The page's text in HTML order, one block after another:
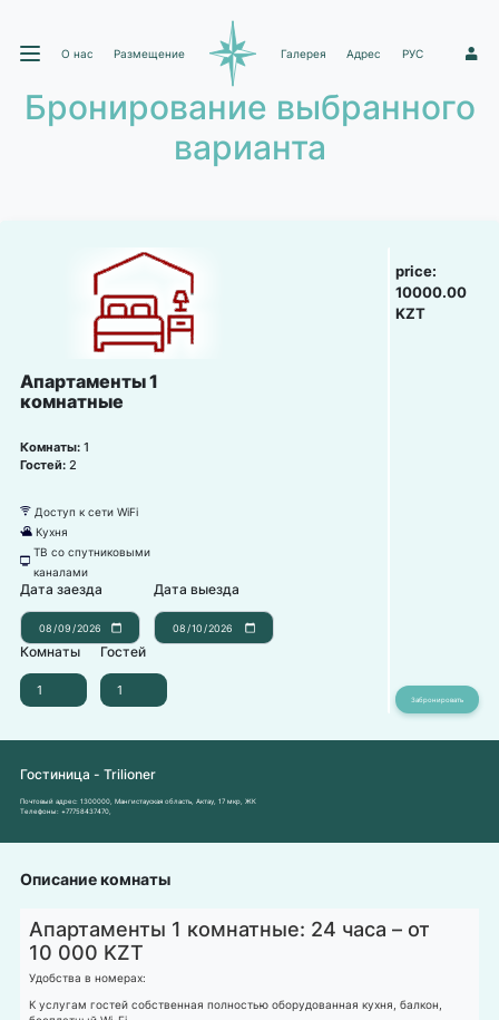
О нас Размещение Галерея Адрес РУС 1
Бронирование выбранного
варианта
Апартаменты 1
комнатные
Комнаты: 1
Гостей: 2
뀄 Доступ к сети WiFi
댐 Кухня
넎
ТВ со спутниковыми
каналами
Дата заезда Дата выезда
Комнаты Гостей
price:
10000.00
KZT
Гостиница - Trilioner
Почтовый адрес: 1300000, Мангистауская область, Актау, 17 мкр, ЖК
Телефоны: +77758437470
Описание комнаты